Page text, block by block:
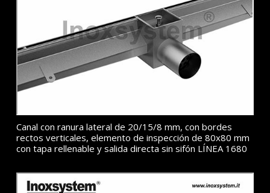
Canal con ranura lateral de 20/15/8 mm, con bordes
rectos verticales, elemento de inspección de 80x80 mm
con tapa rellenable y salida directa sin sifón LÍNEA 1680